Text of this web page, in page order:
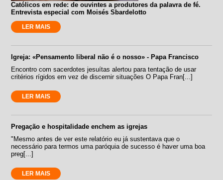
Católicos em rede: de ouvintes a produtores da palavra de fé.
Entrevista especial com Moisés Sbardelotto
LER MAIS
Igreja: «Pensamento liberal não é o nosso» - Papa Francisco
Encontro com sacerdotes jesuítas alertou para tentação de usar
critérios rígidos em vez de discernir situações O Papa Fran[...]
LER MAIS
Pregação e hospitalidade enchem as igrejas
"Mesmo antes de ver este relatório eu já sustentava que o
necessário para termos uma paróquia de sucesso é haver uma boa
preg[...]
LER MAIS